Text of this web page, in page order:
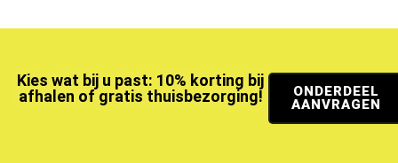
Kies wat bij u past: 10% korting bij
afhalen of gratis thuisbezorging!
ONDERDEEL
AANVRAGEN